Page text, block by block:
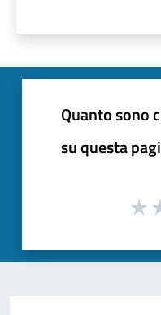
Quanto sono
su questa